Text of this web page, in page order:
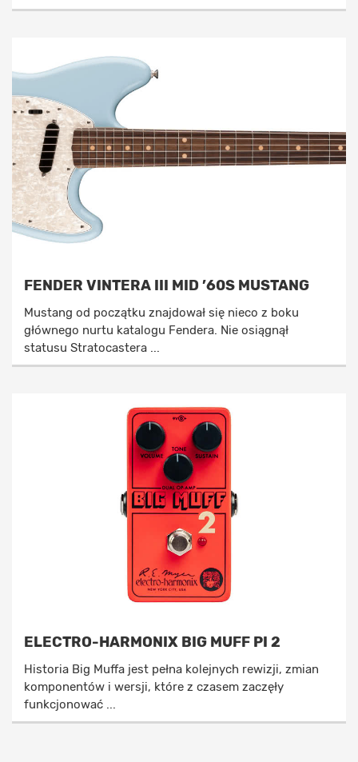
FENDER VINTERA III MID ’60S MUSTANG
Mustang od początku znajdował się nieco z boku
głównego nurtu katalogu Fendera. Nie osiągnął
statusu Stratocastera ...
ELECTRO-HARMONIX BIG MUFF PI 2
Historia Big Muffa jest pełna kolejnych rewizji, zmian
komponentów i wersji, które z czasem zaczęły
funkcjonować ...